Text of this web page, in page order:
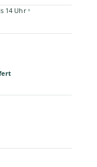
14 Uhr •